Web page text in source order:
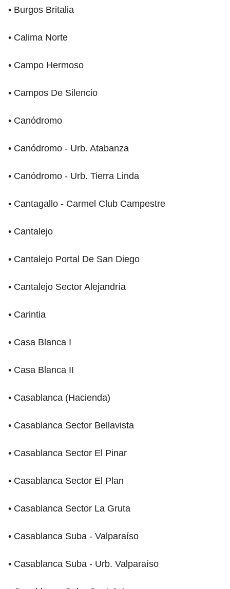
• Burgos Britalia
• Calima Norte
• Campo Hermoso
• Campos De Silencio
• Canódromo
• Canódromo - Urb. Atabanza
• Canódromo - Urb. Tierra Linda
• Cantagallo - Carmel Club Campestre
• Cantalejo
• Cantalejo Portal De San Diego
• Cantalejo Sector Alejandría
• Carintia
• Casa Blanca I
• Casa Blanca II
• Casablanca (Hacienda)
• Casablanca Sector Bellavista
• Casablanca Sector El Pinar
• Casablanca Sector El Plan
• Casablanca Sector La Gruta
• Casablanca Suba - Valparaíso
• Casablanca Suba - Urb. Valparaíso